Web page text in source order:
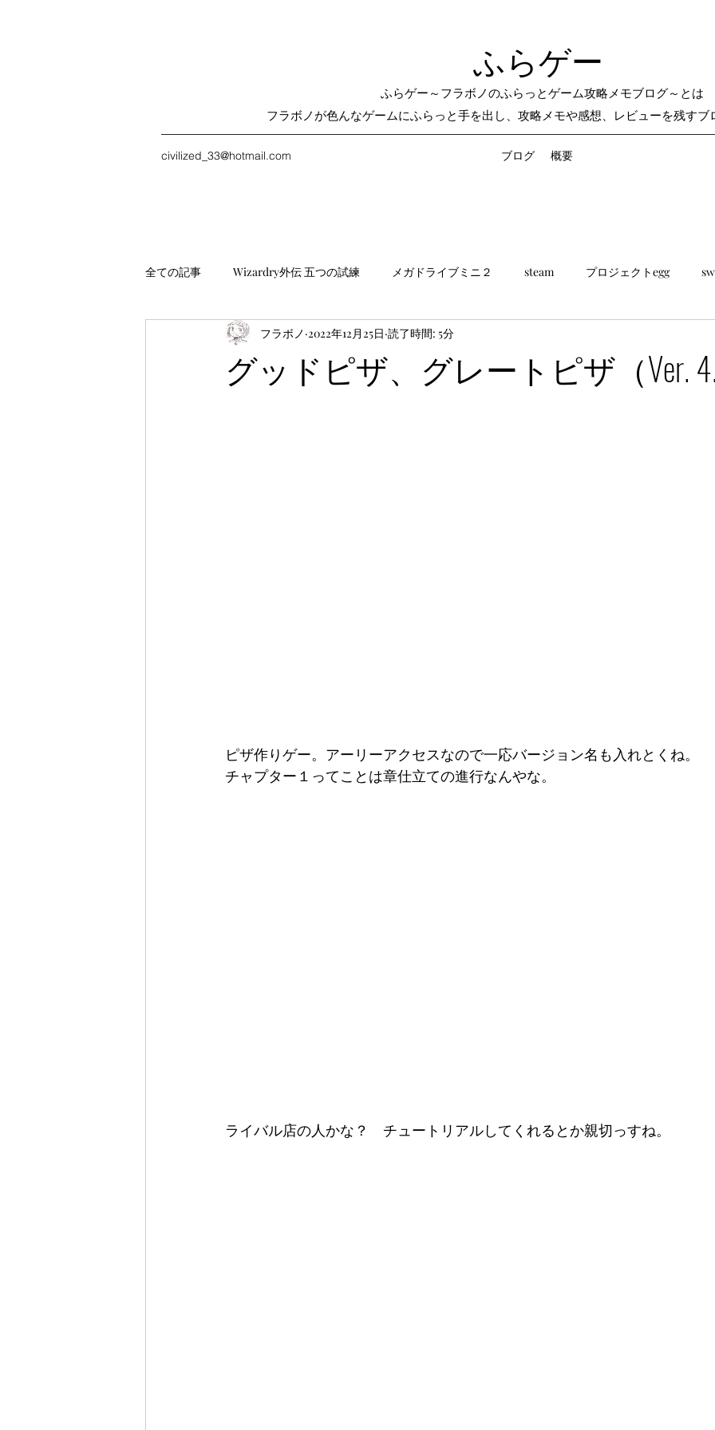
ふらゲー
ふらゲー～フラボノのふらっとゲーム攻略メモブログ～とは
フラボノが色んなゲームにふらっと手を出し、攻略メモや感想、レビューを残すブ
civilized_33@hotmail.com ブログ 概要
全ての記事 Wizardry外伝 五つの試練 メガドライブミニ２ steam プロジェクトegg
グッドピザ、グレートピザ（Ver.
フラボノ 2022年12月25日 読了時間: 5分
ピザ作りゲー。アーリーアクセスなので一応バージョン名も入れとくね。
チャプター１ってことは章仕立ての進行なんやな。
ライバル店の人かな？　チュートリアルしてくれるとか親切っすね。